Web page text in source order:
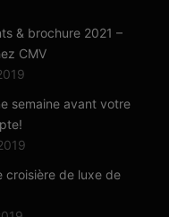
& brochure 2021 –
CMV
semaine avant votre
croisière de luxe de